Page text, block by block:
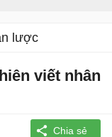
lược
viết nhân